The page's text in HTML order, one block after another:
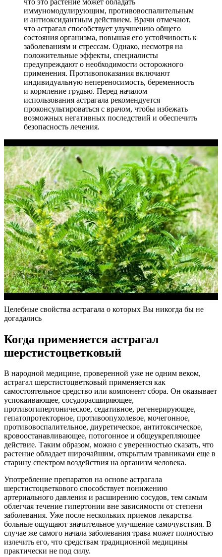
иммуномодулирующим, противовоспалительным
и антиоксидантным действием. Врачи отмечают,
что астрагал способствует улучшению общего
состояния организма, повышая его устойчивость к
заболеваниям и стрессам. Однако, несмотря на
положительные эффекты, специалисты
предупреждают о необходимости осторожного
применения. Противопоказания включают
индивидуальную непереносимость, беременность
и кормление грудью. Перед началом
использования астрагала рекомендуется
проконсультироваться с врачом, чтобы избежать
возможных негативных последствий и обеспечить
безопасность лечения.
Целебные свойства астрагала о которых Вы никогда бы не
догадались
Когда применяется астрагал
шерстистоцветковый
В народной медицине, проверенной уже не одним веком,
астрагал шерстистоцветковый применяется как
самостоятельное средство или компонент сбора. Он оказывает
успокаивающее, сосудорасширяющее,
противогипертоническое, седативное, регенерирующее,
гепатопротекторное, противоопухолевое, мочегонное,
противовоспалительное, диуретическое, антитоксическое,
кровоостанавливающее, потогонное и общеукрепляющее
действие. Таким образом, можно с уверенностью сказать, что
растение обладает широчайшим, открытым травниками еще в
старину спектром воздействия на организм человека.
Употребление препаратов на основе астрагала
шерстистоцветкового способствует понижению
артериального давления и расширению сосудов, тем самым
облегчая течение гипертонии вне зависимости от степени
заболевания. Уже после нескольких приемов лекарства
больные ощущают значительное улучшение самочувствия. В
случае же самого начала заболевания трава может полностью
излечить его, что средствам традиционной медицины
практически не под силу.